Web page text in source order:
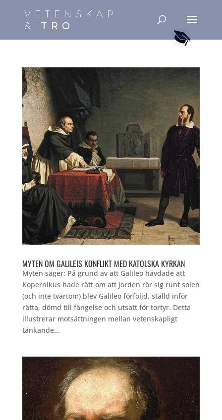
MYTEN OM GALILEIS KONFLIKT MED KATOLSKA KYRKAN
Myten säger: På grund av att Galileo hävdade att
Kopernikus hade rätt om att jorden rör sig runt solen
(och inte tvärtom) blev Galileo förföljd, ställd inför
rätta, dömd till fängelse och utsatt för tortyr. Detta
illustrerar motsättningen mellan vetenskapligt
tänkande...